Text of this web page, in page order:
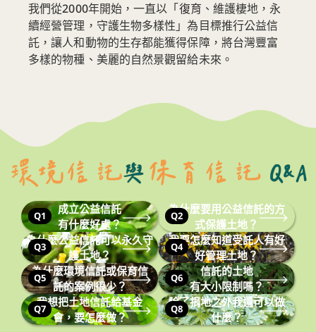
我們從2000年開始，一直以「復育、維護棲地，永
續經營管理，守護生物多樣性」為目標推行公益信
託，讓人和動物的生存都能獲得保障，將台灣豐富
多樣的物種、美麗的自然景觀留給未來。
成立公益信託
有什麼好處？
Q1
為什麼要用公益信託的方
式保護土地？
Q2
為什麼公益信託可以永久守
護土地？
Q3
我要怎麼知道受託人有好
好管理土地？
Q4
為什麼環境信託或保育信
託的案例很少？
Q5
信託的土地
有大小限制嗎？
Q6
我想把土地信託給基金
會，要怎麼做？
Q7
除了捐地之外我還可以做
什麼？
Q8